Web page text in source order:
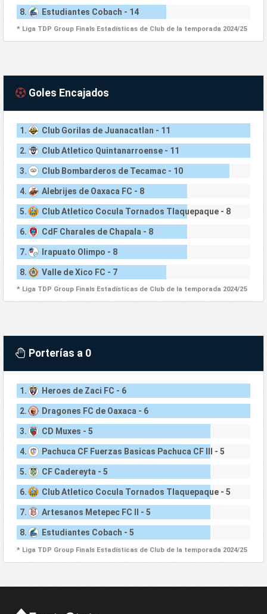
8. Estudiantes Cobach - 14
* Liga TDP Group Finals Estadísticas de Club de la temporada 2024/25
Goles Encajados
1. Club Gorilas de Juanacatlan - 11
2. Club Atletico Quintanarroense - 11
3. Club Bombarderos de Tecamac - 10
4. Alebrijes de Oaxaca FC - 8
5. Club Atletico Cocula Tornados Tlaquepaque - 8
6. CdF Charales de Chapala - 8
7. Irapuato Olimpo - 8
8. Valle de Xico FC - 7
* Liga TDP Group Finals Estadísticas de Club de la temporada 2024/25
Porterías a 0
1. Heroes de Zaci FC - 6
2. Dragones FC de Oaxaca - 6
3. CD Muxes - 5
4. Pachuca CF Fuerzas Basicas Pachuca CF III - 5
5. CF Cadereyta - 5
6. Club Atletico Cocula Tornados Tlaquepaque - 5
7. Artesanos Metepec FC II - 5
8. Estudiantes Cobach - 5
* Liga TDP Group Finals Estadísticas de Club de la temporada 2024/25